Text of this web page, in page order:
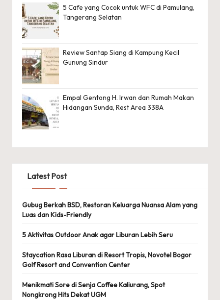
5 Cafe yang Cocok untuk WFC di Pamulang,
Tangerang Selatan
Review Santap Siang di Kampung Kecil
Gunung Sindur
Empal Gentong H. Irwan dan Rumah Makan
Hidangan Sunda, Rest Area 338A
Latest Post
Gubug Berkah BSD, Restoran Keluarga Nuansa Alam yang
Luas dan Kids-Friendly
5 Aktivitas Outdoor Anak agar Liburan Lebih Seru
Staycation Rasa Liburan di Resort Tropis, Novotel Bogor
Golf Resort and Convention Center
Menikmati Sore di Senja Coffee Kaliurang, Spot
Nongkrong Hits Dekat UGM